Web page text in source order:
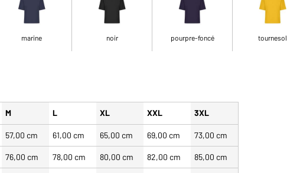
marine noir pourpre-foncé tournesol
M L XL XXL 3XL
57,00 cm 61,00 cm 65,00 cm 69,00 cm 73,00 cm
76,00 cm 78,00 cm 80,00 cm 82,00 cm 85,00 cm